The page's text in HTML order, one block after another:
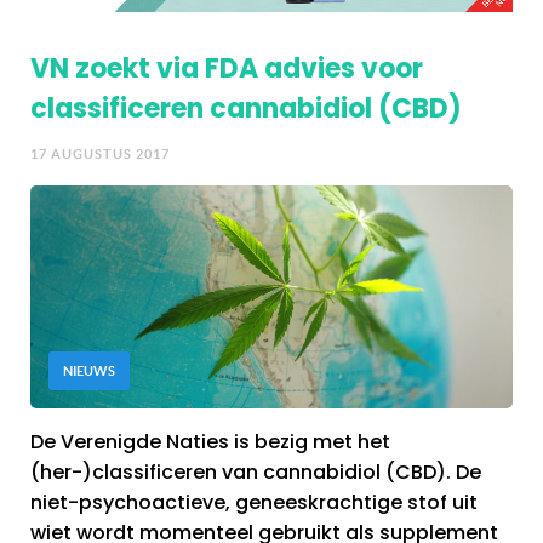
VN zoekt via FDA advies voor
classificeren cannabidiol (CBD)
17 AUGUSTUS 2017
NIEUWS
De Verenigde Naties is bezig met het
(her-)classificeren van cannabidiol (CBD). De
niet-psychoactieve, geneeskrachtige stof uit
wiet wordt momenteel gebruikt als supplement